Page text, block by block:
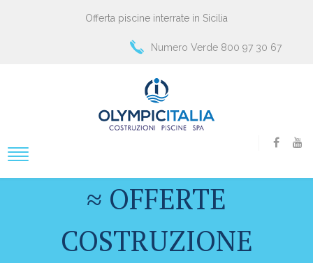
Offerta piscine interrate in Sicilia
Numero Verde 800 97 30 67
≈ OFFERTE
COSTRUZIONE